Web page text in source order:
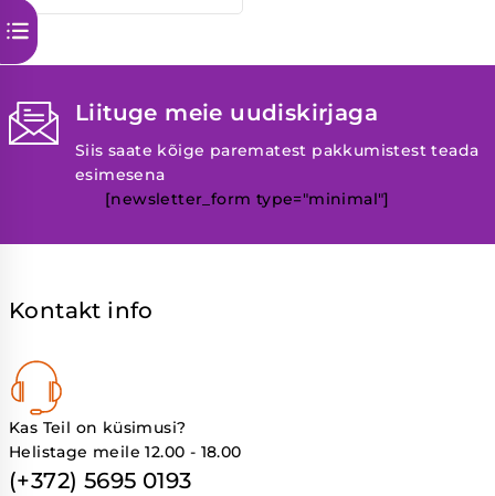
Liituge meie uudiskirjaga
Siis saate kõige parematest pakkumistest teada
esimesena
[newsletter_form type="minimal"]
Kontakt info
Kas Teil on küsimusi?
Helistage meile 12.00 - 18.00
(+372) 5695 0193